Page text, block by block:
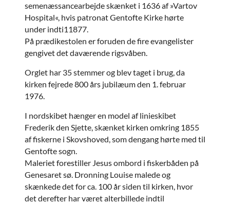
semenæssancearbejde skænket i 1636 af »Vartov
Hospital«, hvis patronat Gentofte Kirke hørte
under indti11877.
På prædikestolen er foruden de fire evangelister
gengivet det daværende rigsvåben.
Orglet har 35 stemmer og blev taget i brug, da
kirken fejrede 800 års jubilæum den 1. februar
1976.
I nordskibet hænger en model af linieskibet
Frederik den Sjette, skænket kirken omkring 1855
af fiskerne i Skovshoved, som dengang hørte med til
Gentofte sogn.
Maleriet forestiller Jesus ombord i fiskerbåden på
Genesaret sø. Dronning Louise malede og
skænkede det for ca. 100 år siden til kirken, hvor
det derefter har været alterbillede indtil